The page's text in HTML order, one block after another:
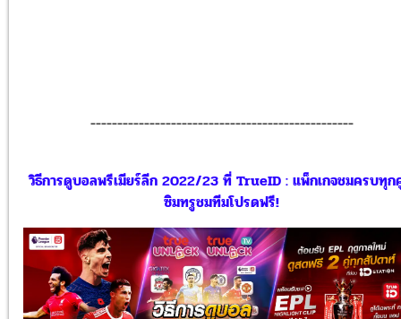
-------------------------------------------------
วิธีการดูบอลพรีเมียร์ลีก 2022/23 ที่ TrueID : แพ็กเกจชมครบทุ
ซิมทรูชมทีมโปรดฟรี!